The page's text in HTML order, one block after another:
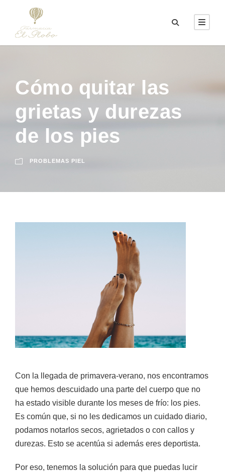
Cómo quitar las
grietas y durezas
de los pies
PROBLEMAS PIEL
Con la llegada de primavera-verano, nos encontramos
que hemos descuidado una parte del cuerpo que no
ha estado visible durante los meses de frío: los pies.
Es común que, si no les dedicamos un cuidado diario,
podamos notarlos secos, agrietados o con callos y
durezas. Esto se acentúa si además eres deportista.
Por eso, tenemos la solución para que puedas lucir